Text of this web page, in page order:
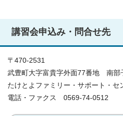
講習会申込み・問合せ先
〒470-2531
武豊町大字富貴字外面77番地 南
たけとよファミリー・サポート・セ
電話・ファクス 0569-74-0512